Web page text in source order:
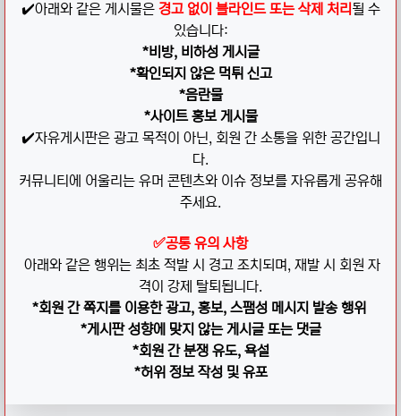
✔️아래와 같은 게시물은 경고 없이 블라인드 또는 삭제 처리될 수
있습니다:
*비방, 비하성 게시글
*확인되지 않은 먹튀 신고
*음란물
*사이트 홍보 게시물
✔️자유게시판은 광고 목적이 아닌, 회원 간 소통을 위한 공간입니
다.
커뮤니티에 어울리는 유머 콘텐츠와 이슈 정보를 자유롭게 공유해
주세요.
✅공통 유의 사항
아래와 같은 행위는 최초 적발 시 경고 조치되며, 재발 시 회원 자
격이 강제 탈퇴됩니다.
*회원 간 쪽지를 이용한 광고, 홍보, 스팸성 메시지 발송 행위
*게시판 성향에 맞지 않는 게시글 또는 댓글
*회원 간 분쟁 유도, 욕설
*허위 정보 작성 및 유포